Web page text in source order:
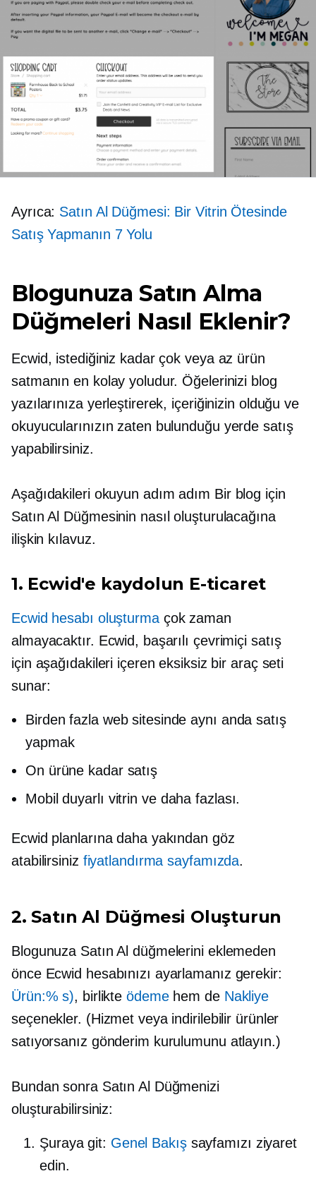
Ayrıca: Satın Al Düğmesi: Bir Vitrin Ötesinde
Satış Yapmanın 7 Yolu
Blogunuza Satın Alma
Düğmeleri Nasıl Eklenir?
Ecwid, istediğiniz kadar çok veya az ürün
satmanın en kolay yoludur. Öğelerinizi blog
yazılarınıza yerleştirerek, içeriğinizin olduğu ve
okuyucularınızın zaten bulunduğu yerde satış
yapabilirsiniz.
Aşağıdakileri okuyun adım adım Bir blog için
Satın Al Düğmesinin nasıl oluşturulacağına
ilişkin kılavuz.
1. Ecwid'e kaydolun E-ticaret
Ecwid hesabı oluşturmaçok zaman
almayacaktır. Ecwid, başarılı çevrimiçi satış
için aşağıdakileri içeren eksiksiz bir araç seti
sunar:
Birden fazla web sitesinde aynı anda satış
yapmak
On ürüne kadar satış
Mobil duyarlı vitrin ve daha fazlası.
Ecwid planlarına daha yakından göz
atabilirsiniz fiyatlandırma sayfamızda.
2. Satın Al Düğmesi Oluşturun
Blogunuza Satın Al düğmelerini eklemeden
önce Ecwid hesabınızı ayarlamanız gerekir:
Ürün:% s), birlikteödemehem de Nakliye
seçenekler. (Hizmet veya indirilebilir ürünler
satıyorsanız gönderim kurulumunu atlayın.)
Bundan sonra Satın Al Düğmenizi
oluşturabilirsiniz:
Şuraya git: Genel Bakışsayfamızı ziyaret
edin.